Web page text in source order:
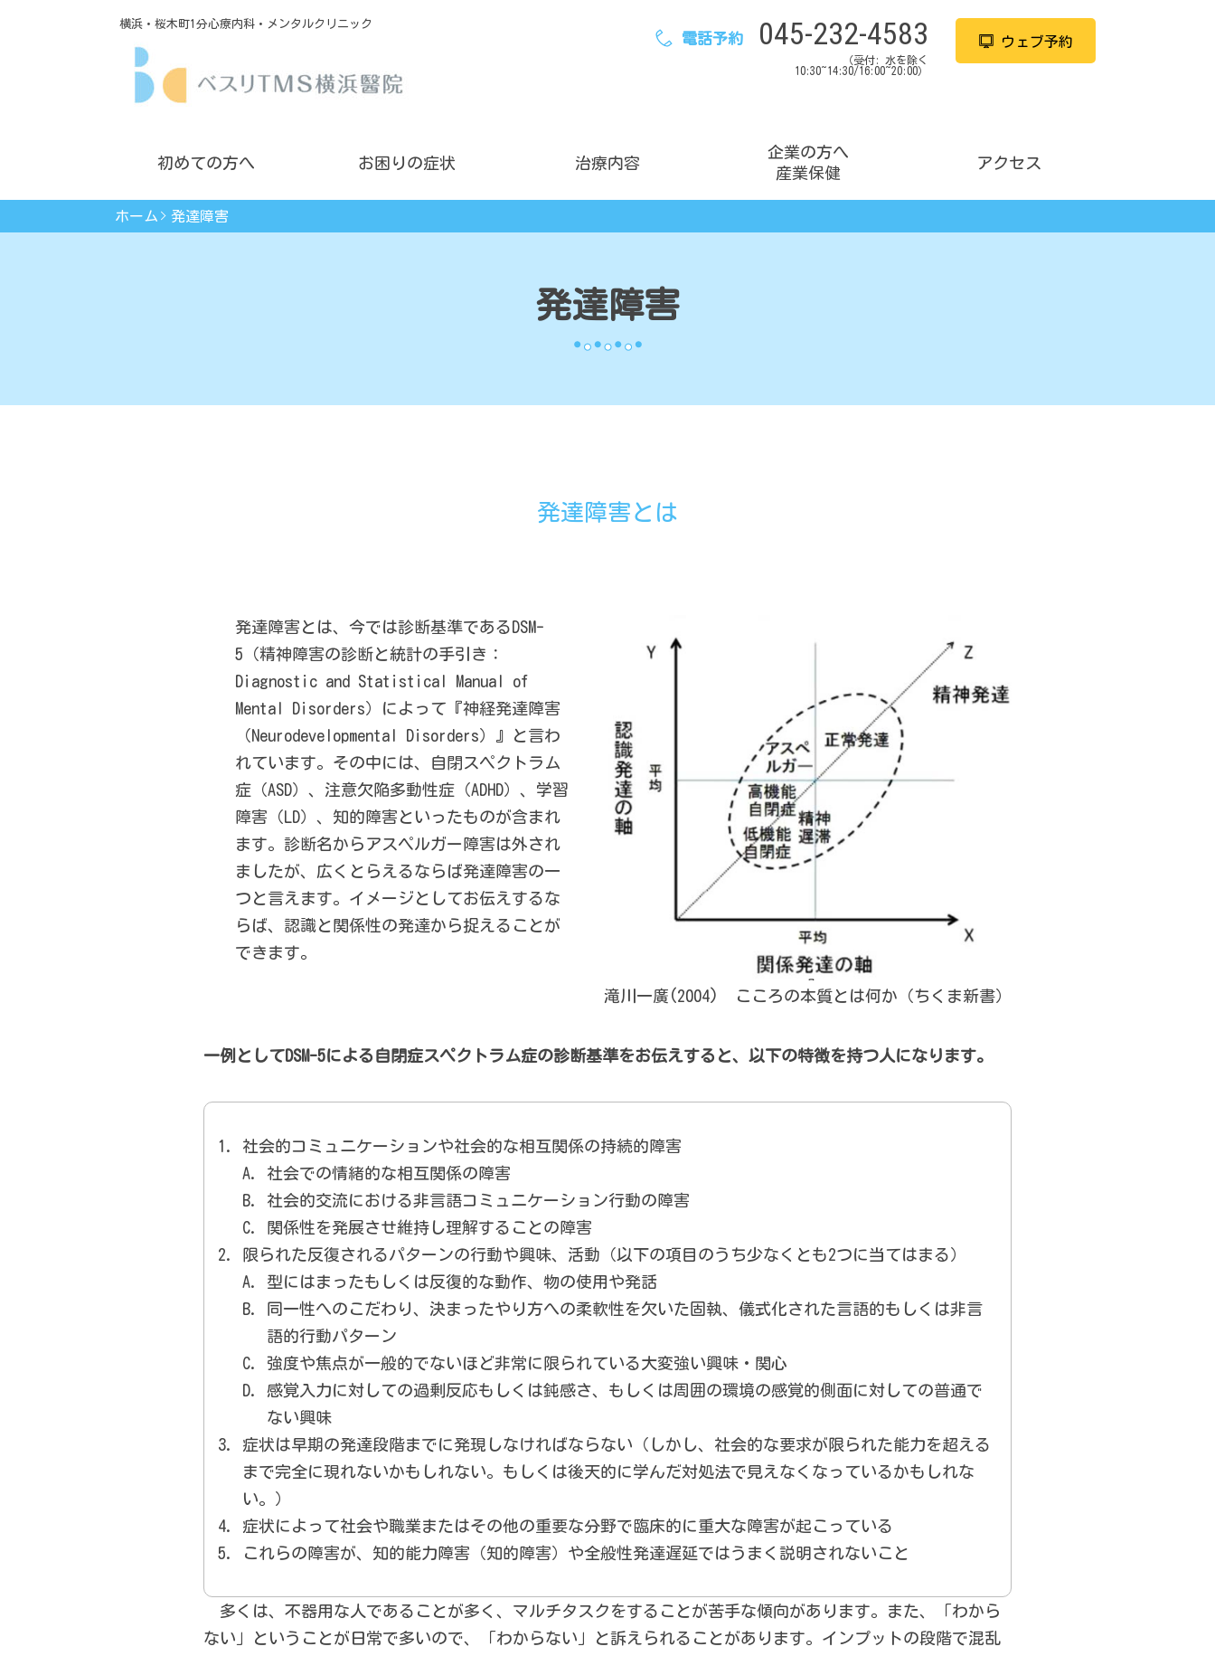
横浜・桜木町1分心療内科・メンタルクリニック
電話予約 045-232-4583
（受付: 水を除く
10:30~14:30/16:00~20:00）
ウェブ予約
初めての方へ お困りの症状 治療内容
休職フォロー外来
企業の方へ
産業保健
ビジネスパーソンのための心療内科
アクセス
発達障害
ホーム 発達障害
発達障害とは
発達障害とは、今では診断基準であるDSM-
5（精神障害の診断と統計の手引き：
Diagnostic and Statistical Manual of
Mental Disorders）によって『神経発達障害
（Neurodevelopmental Disorders）』と言わ
れています。その中には、自閉スペクトラム
症（ASD）、注意欠陥多動性症（ADHD）、学習
障害（LD）、知的障害といったものが含まれ
ます。診断名からアスペルガー障害は外され
ましたが、広くとらえるならば発達障害の一
つと言えます。イメージとしてお伝えするな
らば、認識と関係性の発達から捉えることが
できます。
滝川一廣(2004) こころの本質とは何か（ちくま新書）
一例としてDSM-5による自閉症スペクトラム症の診断基準をお伝えすると、以下の特徴を持つ人になります。
社会的コミュニケーションや社会的な相互関係の持続的障害
社会での情緒的な相互関係の障害
社会的交流における非言語コミュニケーション行動の障害
関係性を発展させ維持し理解することの障害
限られた反復されるパターンの行動や興味、活動（以下の項目のうち少なくとも2つに当てはまる）
型にはまったもしくは反復的な動作、物の使用や発話
同一性へのこだわり、決まったやり方への柔軟性を欠いた固執、儀式化された言語的もしくは非言
語的行動パターン
強度や焦点が一般的でないほど非常に限られている大変強い興味・関心
感覚入力に対しての過剰反応もしくは鈍感さ、もしくは周囲の環境の感覚的側面に対しての普通で
ない興味
症状は早期の発達段階までに発現しなければならない（しかし、社会的な要求が限られた能力を超える
まで完全に現れないかもしれない。もしくは後天的に学んだ対処法で見えなくなっているかもしれな
い。）
症状によって社会や職業またはその他の重要な分野で臨床的に重大な障害が起こっている
これらの障害が、知的能力障害（知的障害）や全般性発達遅延ではうまく説明されないこと
多くは、不器用な人であることが多く、マルチタスクをすることが苦手な傾向があります。また、「わから
ない」ということが日常で多いので、「わからない」と訴えられることがあります。インプットの段階で混乱